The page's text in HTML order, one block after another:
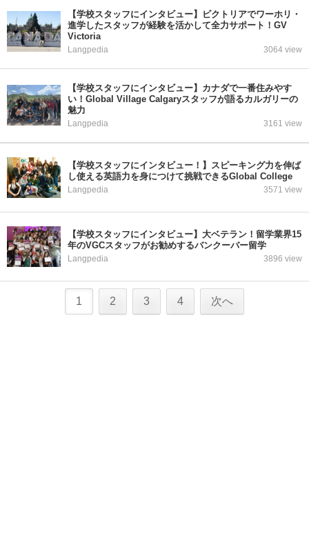
【学校スタッフにインタビュー】ビクトリアでワーホリ・
進学したスタッフが経験を活かして全力サポート！GV
Victoria
Langpedia 3064 view
【学校スタッフにインタビュー】カナダで一番住みやす
い！Global Village Calgaryスタッフが語るカルガリーの
魅力
Langpedia 3161 view
【学校スタッフにインタビュー！】スピーキング力を伸ば
し使える英語力を身につけて挑戦できるGlobal College
Langpedia 3571 view
【学校スタッフにインタビュー】大ベテラン！留学業界15
年のVGCスタッフがお勧めするバンクーバー留学
Langpedia 3896 view
1 2 3 4 次へ